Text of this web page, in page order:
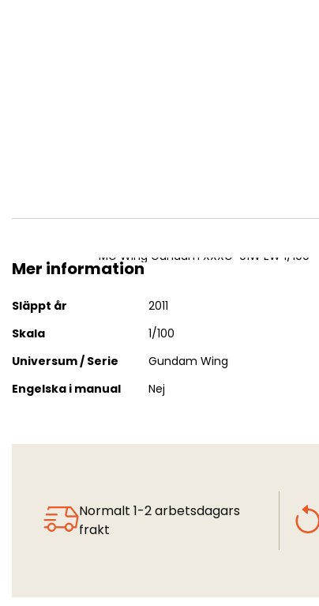
MG Wing Gundam XXXG-01W EW 1/100
Mer information
Mer
information
Släppt år
2011
Skala
1/100
Universum / Serie
Gundam Wing
Engelska i manual
Nej
Normalt 1-2 arbetsdagars
frakt